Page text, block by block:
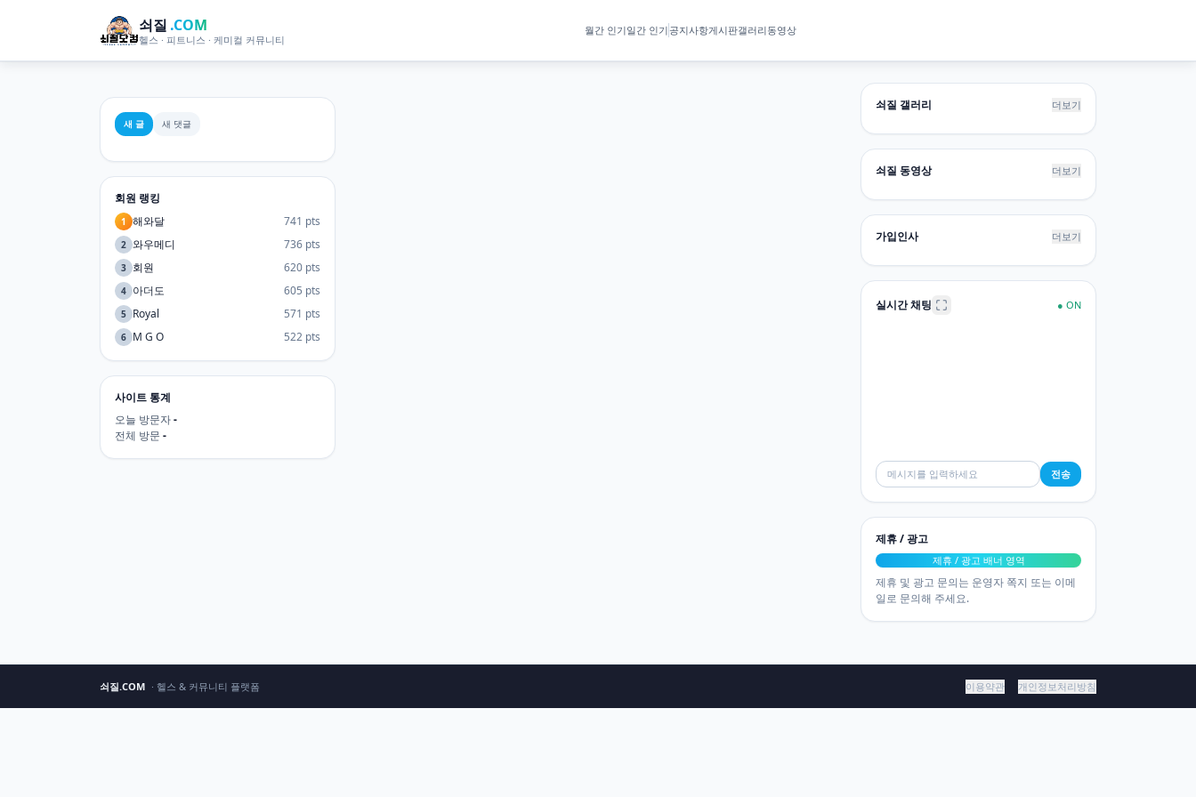
쇠질 .COM
헬스 · 피트니스 · 케미컬 커뮤니티
월간 인기일간 인기공지사항게시판갤러리동영상
새 글 새 댓글
회원 랭킹
1 해와달 741 pts
2 와우메디 736 pts
3 회원 620 pts
4 아더도 605 pts
5 Royal 571 pts
6 M G O 522 pts
사이트 통계
오늘 방문자-
전체 방문 -
쇠질 갤러리 더보기
쇠질 동영상 더보기
가입인사 더보기
실시간 채팅 ● ON
전송
제휴 / 광고
제휴 / 광고 배너 영역
제휴 및 광고 문의는 운영자 쪽지 또는 이메
일로 문의해 주세요.
쇠질.COM · 헬스 & 커뮤니티 플랫폼 이용약관 개인정보처리방침